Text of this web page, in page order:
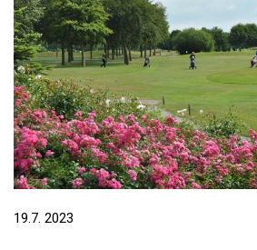
19.7. 2023